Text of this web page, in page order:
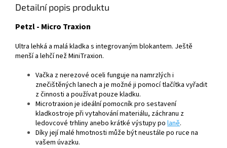
Detailní popis produktu
Petzl - Micro Traxion
Ultra lehká a malá kladka s integrovaným blokantem. Ještě
menší a lehčí než MiniTraxion.
Vačka z nerezové oceli funguje na namrzlých i
znečištěných lanech a je možné ji pomocí tlačítka vyřadit
z činnosti a používat pouze kladku.
Microtraxion je ideální pomocník pro sestavení
kladkostroje při vytahování materiálu, záchranu z
ledovcové trhliny anebo krátké výstupy po laně.
Díky její malé hmotnosti může být neustále po ruce na
vašem úvazku.